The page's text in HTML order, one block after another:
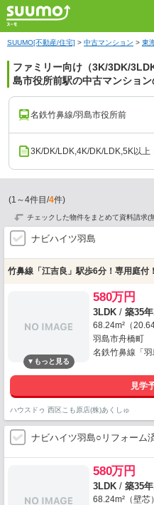
SUUMO[不動産/住宅] > 中古マンション > 東
ファミリー向け（3K/3DK/
島市役所前駅の中古マンショ
名鉄竹鼻線/羽島市役所前
3K/DK/LDK,4K/DK/LDK,5K以上｜
(1 ～4件目/4件)
チェックした物件をまとめて資料請求(
ナビハイツ羽島
竹鼻線「江吉良」駅歩6分！専用庭付
580万円
3LDK / 築35
68.24m²（
羽島市舟橋町
名鉄竹鼻線「
見学
ハウスドゥ 西区こも原店(株)あくしゅ
ナビハイツ羽島○リフォーム
580万円
3LDK / 築35
68.24m²（壁芯）